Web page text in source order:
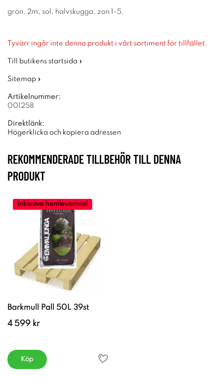
grön, 2m, sol, halvskugga, zon 1-5.
Tyvärr ingår inte denna produkt i vårt sortiment för tillfället.
Till butikens startsida »
Sitemap »
Artikelnummer:
001258
Direktlänk:
Högerklicka och kopiera adressen
REKOMMENDERADE TILLBEHÖR TILL DENNA
PRODUKT
Inklusive hemleverans!
Barkmull Pall 50L 39st
4 599 kr
Köp